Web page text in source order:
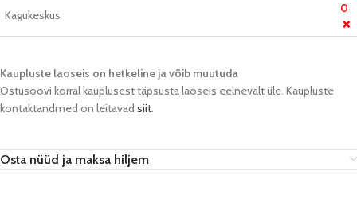
Kagukeskus 0
❌
Kaupluste laoseis on hetkeline ja võib muutuda​
Ostusoovi korral kauplusest täpsusta laoseis eelnevalt üle. Kaupluste
kontaktandmed on leitavad siit.
Osta nüüd ja maksa hiljem